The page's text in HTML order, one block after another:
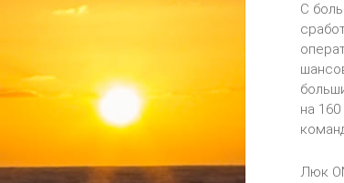
С
на
Люк